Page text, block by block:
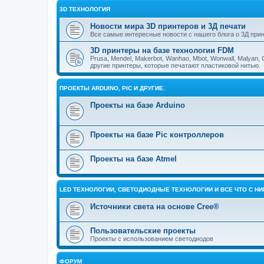
3D ТЕХНОЛОГИЯ
Новости мира 3D принтеров и 3Д печати
Все самые интересные новости с нашего блога о 3Д
3D принтеры на базе технологии FDM
Prusa, Mendel, Makerbot, Wanhao, Mbot, Wonwall,
другие принтеры, которые печатают пластиковой нитью.
ПРОЕКТЫ ARDUINO, PIC И ДРУГИЕ.
Проекты на базе Arduino
Проекты на базе Pic контроллеров
Проекты на базе Atmel
LED ТЕХНОЛОГИИ, СВЕТОДИОДНЫЕ ТЕХНОЛОГИИ И ВСЕ ЧТО С
Источники света на основе Cree®
Пользовательские проекты
Проекты с использованием светодиодов
ФОРУМ